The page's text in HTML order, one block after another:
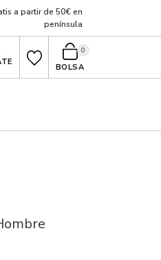
a partir de 50€ en
península
BOLSA
0